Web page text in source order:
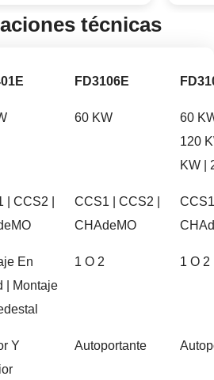
técnicas
FD3106E
60 KW
60
120
KW |
| CCS2 |
CCS1 | CCS2 |
CHAdeMO
En
| Montaje
1 O 2 1 O 2
Y
Autoportante